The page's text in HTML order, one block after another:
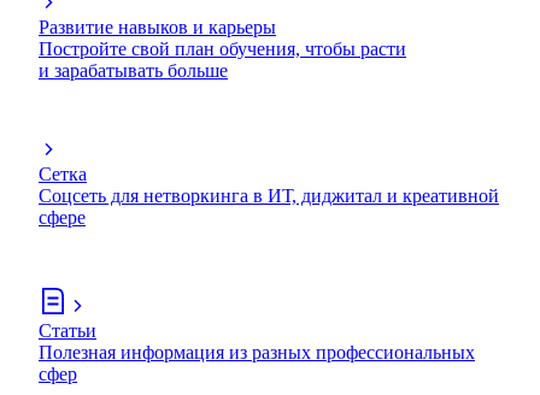
Развитие навыков и карьеры
Постройте свой план обучения, чтобы расти
и зарабатывать больше
Сетка
Соцсеть для нетворкинга в ИТ, диджитал и креативной
сфере
Статьи
Полезная информация из разных профессиональных
сфер